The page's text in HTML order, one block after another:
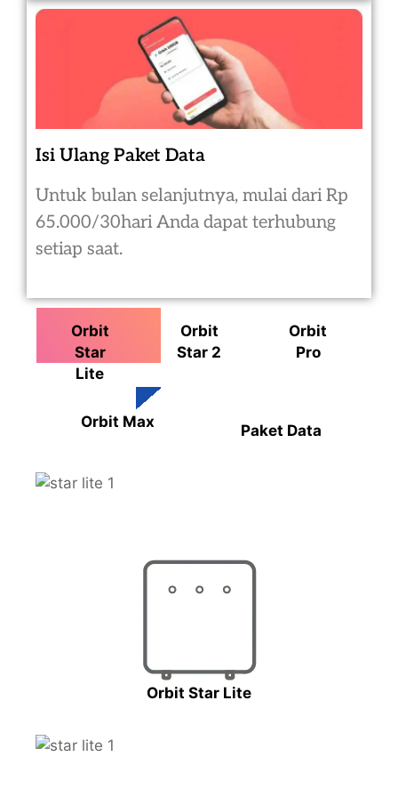
Isi Ulang Paket Data
Untuk bulan selanjutnya, mulai dari Rp
65.000/30hari Anda dapat terhubung
setiap saat.
Orbit
Star
Lite
Orbit
Star 2
Orbit
Pro
Orbit Max Paket Data
Orbit Star Lite